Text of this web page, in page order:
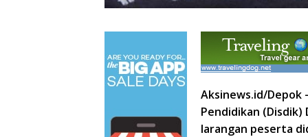
Aksinews.id/Depok
Pendidikan
larangan peserta